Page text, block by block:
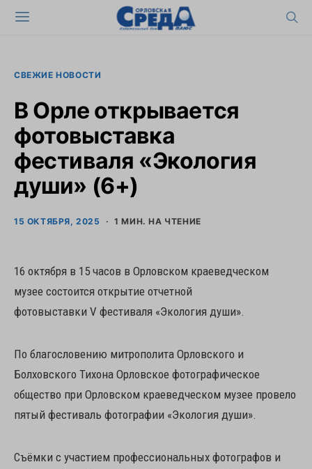
СВЕЖИЕ НОВОСТИ
В Орле открывается
фотовыставка
фестиваля «Экология
души» (6+)
15 ОКТЯБРЯ, 2025 1 МИН. НА ЧТЕНИЕ
16 октября в 15 часов в Орловском краеведческом
музее состоится открытие отчетной
фотовыставки V фестиваля «Экология души».
По благословению митрополита Орловского и
Болховского Тихона Орловское фотографическое
общество при Орловском краеведческом музее провело
пятый фестиваль фотографии «Экология души».
Съёмки с участием профессиональных фотографов и